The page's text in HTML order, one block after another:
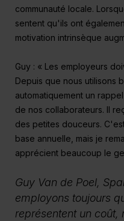
communauté locale.
sentent qu'ils ont
motivation intrinsèque
Guy : « Les employeurs
Depuis que nous utilisons
automatiquement un
de nos collaborateurs. Il
des petites douceurs.
base annuelle, mais je
apprécient beaucoup le
Guy Van de Poel,
employons toujours
représentent un